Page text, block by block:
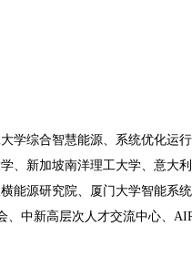
学综合智慧能源、系统优化运
、新加坡南洋理工大学、意大
能源研究院、厦门大学智能系
中新高层次人才交流中心、